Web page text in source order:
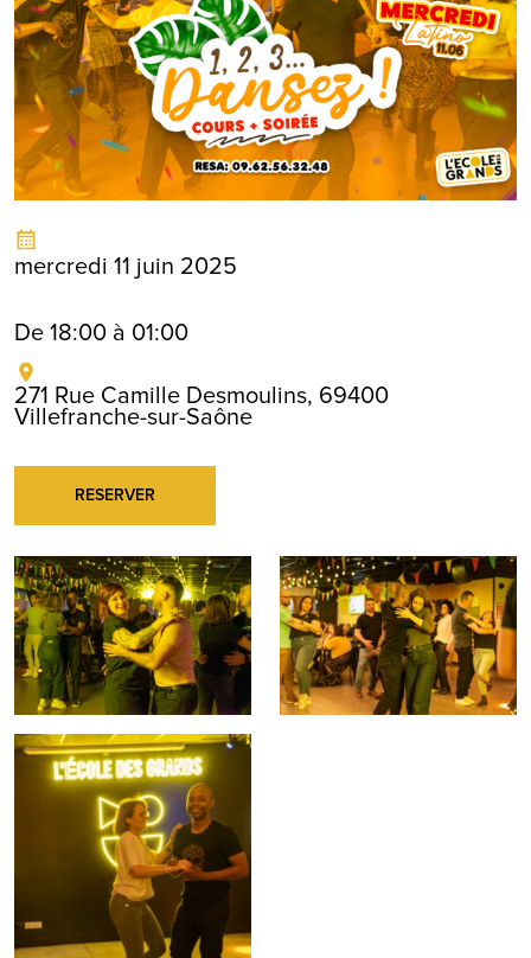
mercredi 11 juin 2025
De 18:00 à 01:00
271 Rue Camille Desmoulins, 69400
Villefranche-sur-Saône
RESERVER